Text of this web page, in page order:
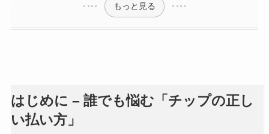
もっと見る
はじめに – 誰でも悩む「チップの正し
い払い方」